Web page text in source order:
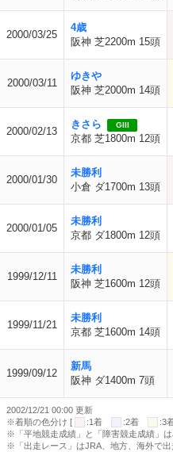
2000/03/25
4歳
阪神 芝2200m 15頭
2000/03/11
ゆきや
阪神 芝2000m 14頭
2000/02/13
きさら GIII
京都 芝1800m 12頭
2000/01/30
未勝利
小倉 ダ1700m 13頭
2000/01/05
未勝利
京都 ダ1800m 12頭
1999/12/11
未勝利
阪神 芝1600m 12頭
1999/11/21
未勝利
京都 芝1600m 14頭
1999/09/12
新馬
阪神 ダ1400m 7頭
2002/12/21 00:00 更新
※着順の色分け [
:1着 :2着
:3
※「平地競走成績」と「障害競走成績」は
※「出走レース」はJRA、地方、海外で出